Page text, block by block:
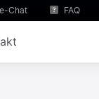
Chat FAQ